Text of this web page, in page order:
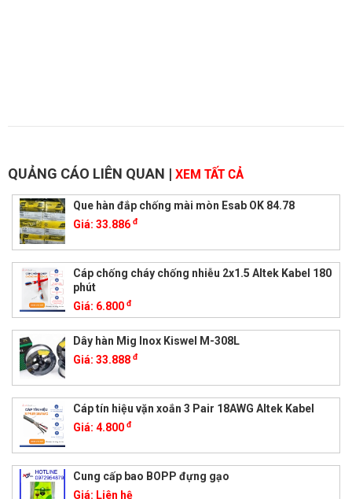
QUẢNG CÁO LIÊN QUAN | XEM TẤT CẢ
Que hàn đắp chống mài mòn Esab OK 84.78
Giá: 33.886 đ
Cáp chống cháy chống nhiễu 2x1.5 Altek Kabel 180
phút
Giá: 6.800 đ
Dây hàn Mig Inox Kiswel M-308L
Giá: 33.888 đ
Cáp tín hiệu vặn xoắn 3 Pair 18AWG Altek Kabel
Giá: 4.800 đ
Cung cấp bao BOPP đựng gạo
Giá: Liên hệ